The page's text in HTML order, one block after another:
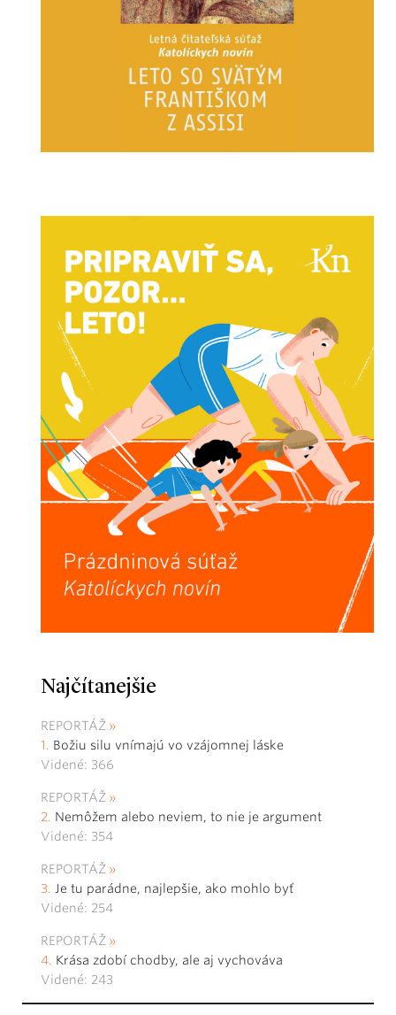
Najčítanejšie
REPORTÁŽ
Božiu silu vnímajú vo vzájomnej láske
Videné: 366
REPORTÁŽ
Nemôžem alebo neviem, to nie je argument
Videné: 354
REPORTÁŽ
Je tu parádne, najlepšie, ako mohlo byť
Videné: 254
REPORTÁŽ
Krása zdobí chodby, ale aj vychováva
Videné: 243